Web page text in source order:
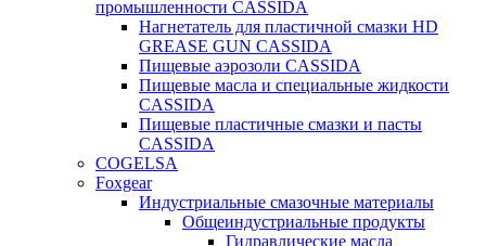
промышленности CASSIDA
Нагнетатель для пластичной смазки HD
GREASE GUN CASSIDA
Пищевые аэрозоли CASSIDA
Пищевые масла и специальные жидкости
CASSIDA
Пищевые пластичные смазки и пасты
CASSIDA
COGELSA
Foxgear
Индустриальные смазочные материалы
Общеиндустриальные продукты
Гидравлические масла